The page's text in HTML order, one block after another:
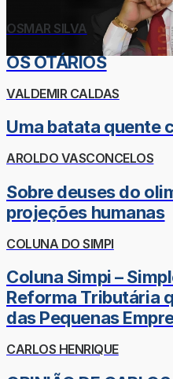
OSMAR SILVA
OS OTÁRIOS
VALDEMIR CALDAS
Uma batata quente
AROLDO VASCONCELOS
Sobre deuses do
projeções humanas
COLUNA DO SIMPI
Coluna Simpi –
Reforma Tributária
das Pequenas
CARLOS HENRIQUE